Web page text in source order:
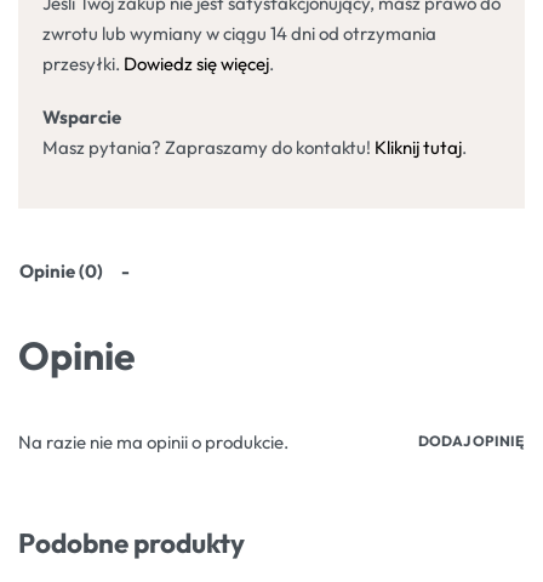
zwrotu lub wymiany w ciągu 14 dni od otrzymania
przesyłki. Dowiedz się więcej.
Wsparcie
Masz pytania? Zapraszamy do kontaktu! Kliknij tutaj.
Opinie (0)
Opinie
Na razie nie ma opinii o produkcie. DODAJ OPINIĘ
Podobne produkty